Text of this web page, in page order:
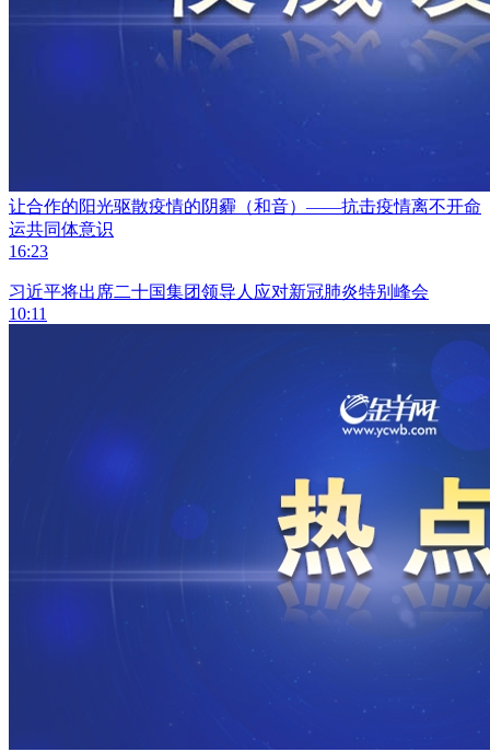
让合作的阳光驱散疫情的阴霾（和音）——抗击疫情离不开命
运共同体意识
16:23
习近平将出席二十国集团领导人应对新冠肺炎特别峰会
10:11